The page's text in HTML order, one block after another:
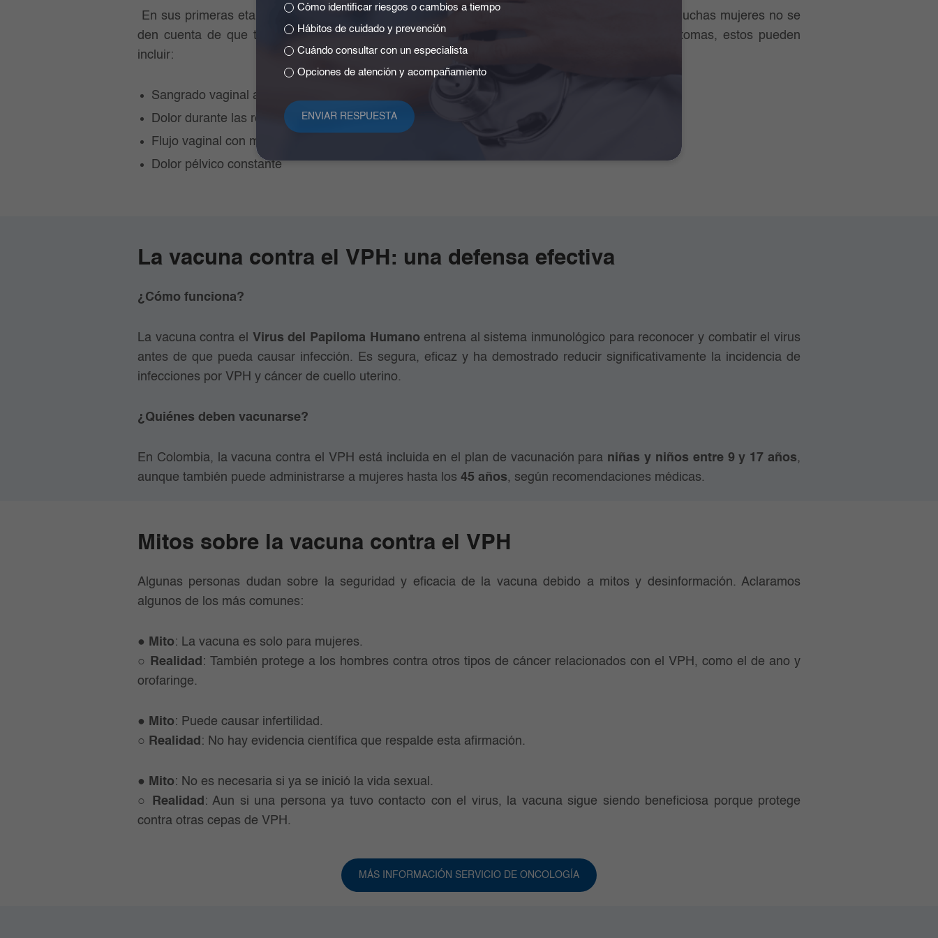
En sus primeras etapas, el cáncer de cuello uterino no presenta síntomas
, lo que hace que muchas mujeres no se
den cuenta de que tienen la enfermedad hasta que ya está avanzada. Cuando aparecen síntomas, estos pueden
incluir:
Sangrado vaginal anormal (después de las relaciones sexuales o entre periodos menstruales)
Dolor durante las relaciones sexuales
Flujo vaginal con mal olor o inusual
Dolor pélvico constante
La vacuna contra el VPH: una defensa efectiva
¿Cómo funciona?
La vacuna contra el Virus del Papiloma Humano entrena al sistema inmunológico para reconocer y combatir el virus
antes de que pueda causar infección. Es segura, eficaz y ha demostrado reducir significativamente la incidencia de
infecciones por VPH y cáncer de cuello uterino.
¿Quiénes deben vacunarse?
En Colombia, la vacuna contra el VPH está incluida en el plan de vacunación para niñas y niños entre 9 y 17 años,
aunque también puede administrarse a mujeres hasta los 45 años, según recomendaciones médicas.
Mitos sobre la vacuna contra el VPH
Algunas personas dudan sobre la seguridad y eficacia de la vacuna debido a mitos y desinformación. Aclaramos
algunos de los más comunes:
● Mito: La vacuna es solo para mujeres.
○
Realidad : También protege a los hombres contra otros tipos de cáncer relacionados con el VPH, como el de ano y
orofaringe.
● Mito: Puede causar infertilidad.
○
Realidad : No hay evidencia científica que respalde esta afirmación.
● Mito: No es necesaria si ya se inició la vida sexual.
○
Realidad : Aun si una persona ya tuvo contacto con el virus, la vacuna sigue siendo beneficiosa porque protege
contra otras cepas de VPH.
MÁS INFORMACIÓN SERVICIO DE ONCOLOGÍA
Cómo identificar riesgos o cambios a tiempo
Hábitos de cuidado y prevención
Cuándo consultar con un especialista
Opciones de atención y acompañamiento